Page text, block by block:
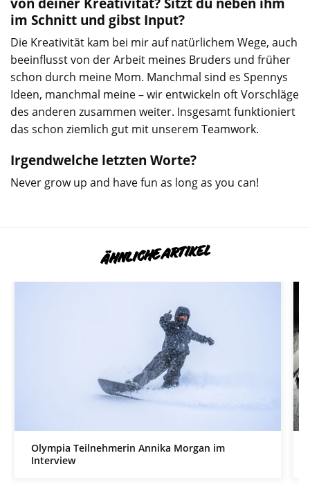
im Schnitt und gibst Input?
Die Kreativität kam bei mir auf natürlichem Wege, auch
beeinflusst von der Arbeit meines Bruders und früher
schon durch meine Mom. Manchmal sind es Spennys
Ideen, manchmal meine – wir entwickeln oft Vorschläge
des anderen zusammen weiter. Insgesamt funktioniert
das schon ziemlich gut mit unserem Teamwork.
Irgendwelche letzten Worte?
Never grow up and have fun as long as you can!
ÄHNLICHE ARTIKEL
Olympia Teilnehmerin Annika Morgan im
Interview